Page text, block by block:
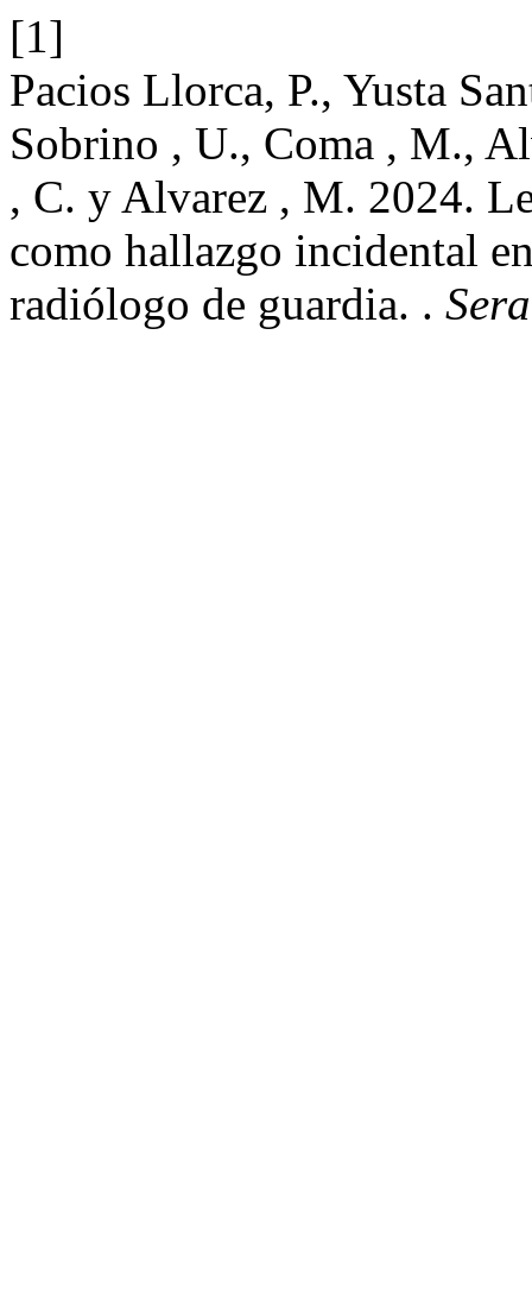
[1]
Pacios Llorca, P., Yusta
Sobrino , U., Coma , M.,
, C. y Alvarez , M. 2024.
como hallazgo incidental
radiólogo de guardia. .